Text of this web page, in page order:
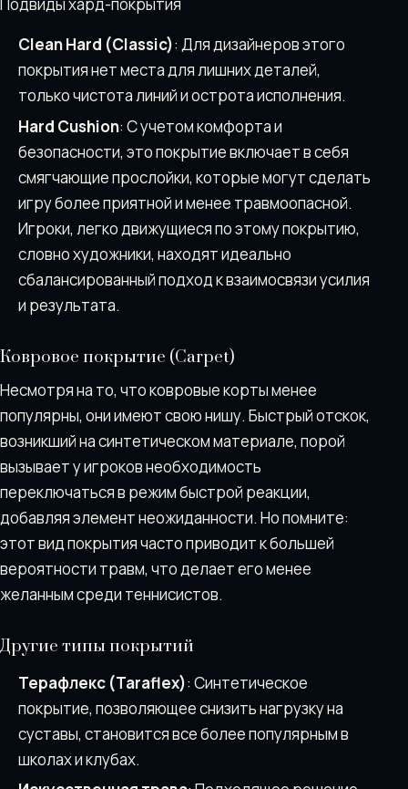
Clean Hard (Classic): Для дизайнеров этого
покрытия нет места для лишних деталей,
только чистота линий и острота исполнения.
Hard Cushion: С учетом комфорта и
безопасности, это покрытие включает в себя
смягчающие прослойки, которые могут сделать
игру более приятной и менее травмоопасной.
Игроки, легко движущиеся по этому покрытию,
словно художники, находят идеально
сбалансированный подход к взаимосвязи усилия
и результата.
Ковровое покрытие (Carpet)
Несмотря на то, что ковровые корты менее
популярны, они имеют свою нишу. Быстрый отскок,
возникший на синтетическом материале, порой
вызывает у игроков необходимость
переключаться в режим быстрой реакции,
добавляя элемент неожиданности. Но помните:
этот вид покрытия часто приводит к большей
вероятности травм, что делает его менее
желанным среди теннисистов.
Другие типы покрытий
Терафлекс (Taraflex): Синтетическое
покрытие, позволяющее снизить нагрузку на
суставы, становится все более популярным в
школах и клубах.